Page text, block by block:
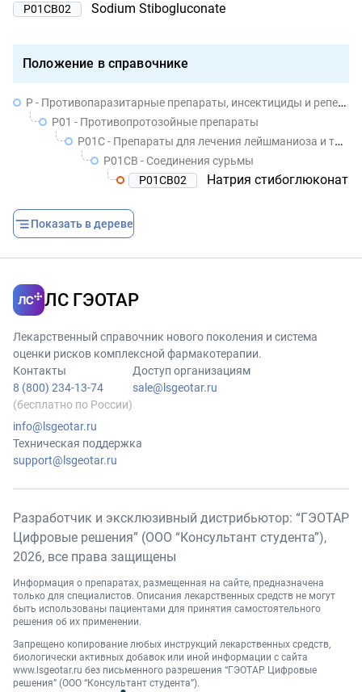
P01CB02 Sodium Stibogluconate
Положение в справочнике
P - Противопаразитарные препараты, инсектициды и репелленты
P01 - Противопротозойные препараты
P01C - Препараты для лечения лейшманиоза и трипаносомоза
P01CB - Соединения сурьмы
P01CB02
Натрия стибоглюконат
Показать в дереве
ЛС ГЭОТАР
Лекарственный справочник нового поколения и система
оценки рисков комплексной фармакотерапии.
Контакты
8 (800) 234-13-74
(бесплатно по России)
info@lsgeotar.ru
Доступ организациям
sale@lsgeotar.ru
Техническая поддержка
support@lsgeotar.ru
Разработчик и эксклюзивный дистрибьютор: “ГЭОТАР
Цифровые решения” (ООО “Консультант студента”),
2026, все права защищены
Информация о препаратах, размещенная на сайте, предназначена
только для специалистов. Описания лекарственных средств не могут
быть использованы пациентами для принятия самостоятельного
решения об их применении.
Запрещено копирование любых инструкций лекарственных средств,
биологически активных добавок или иной информации с сайта
www.lsgeotar.ru без письменного разрешения “ГЭОТАР Цифровые
решения” (ООО “Консультант студента”).